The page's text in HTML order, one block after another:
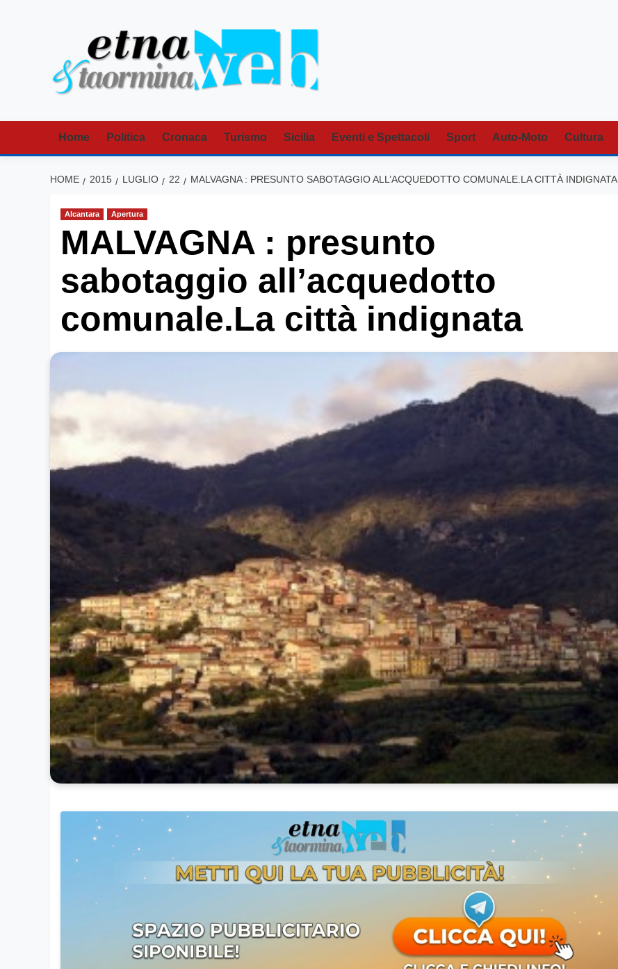
Home Politica Cronaca Turismo Sicilia Eventi e Spettacoli Sport Auto-Moto Cultura
HOME 2015 LUGLIO 22 MALVAGNA : PRESUNTO SABOTAGGIO ALL’ACQUEDOTTO COMUNALE.LA CITTÀ INDIGNATA
Alcantara Apertura
MALVAGNA : presunto
sabotaggio all’acquedotto
comunale.La città indignata